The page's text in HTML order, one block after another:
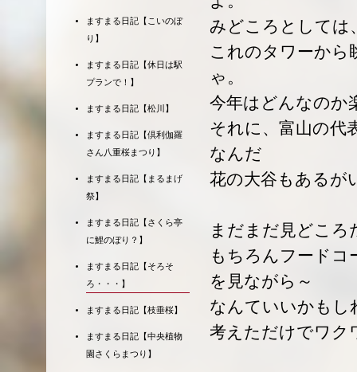
みどころとしては
これのタワーから
ゃ。
今年はどんなのか
それに、富山の代
なんだ
花の大谷もあるが
まだまだ見どこ
もちろんフード
を見ながら～
なんていいかもし
考えただけでワク
ますまる日記【こいのぼ
り】
ますまる日記【休日は駅
プランで！】
ますまる日記【松川】
ますまる日記【倶利伽羅
さん八重桜まつり】
ますまる日記【まるまげ
祭】
ますまる日記【さくら亭
に鯉のぼり？】
ますまる日記【そろそ
ろ・・・】
ますまる日記【枝垂桜】
ますまる日記【中央植物
園さくらまつり】